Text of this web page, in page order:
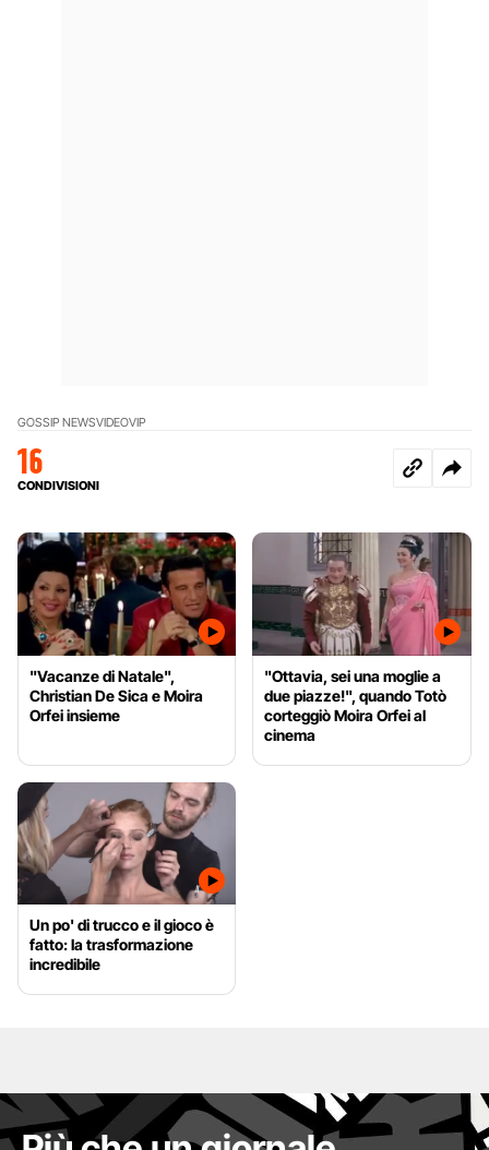
GOSSIP NEWSVIDEOVIP
16
CONDIVISIONI
"Vacanze di Natale",
Christian De Sica e Moira
Orfei insieme
"Ottavia, sei una moglie a
due piazze!", quando Totò
corteggiò Moira Orfei al
cinema
Un po' di trucco e il gioco è
fatto: la trasformazione
incredibile